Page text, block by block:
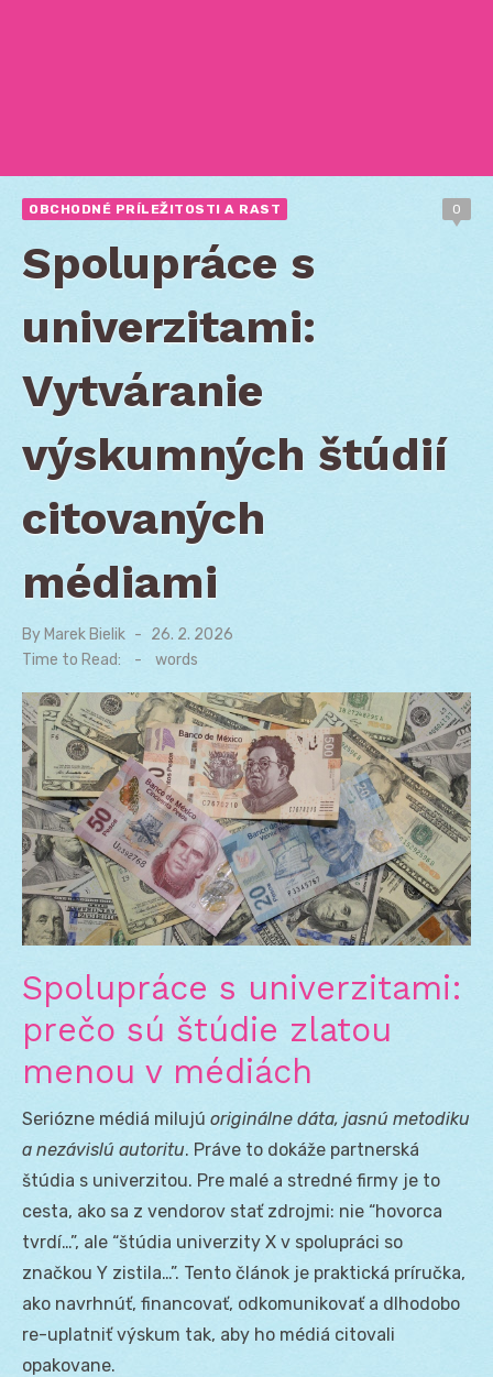
OBCHODNÉ PRÍLEŽITOSTI A RAST 0
Spolupráce s
univerzitami:
Vytváranie
výskumných štúdií
citovaných
médiami
By Marek Bielik
Posted
on
26. 2. 2026
Time to Read:
- words
Spolupráce s univerzitami:
prečo sú štúdie zlatou
menou v médiách
Seriózne médiá milujú originálne dáta, jasnú metodiku
a nezávislú autoritu. Práve to dokáže partnerská
štúdia s univerzitou. Pre malé a stredné firmy je to
cesta, ako sa z vendorov stať zdrojmi: nie “hovorca
tvrdí…”, ale “štúdia univerzity X v spolupráci so
značkou Y zistila…”. Tento článok je praktická príručka,
ako navrhnúť, financovať, odkomunikovať a dlhodobo
re-uplatniť výskum tak, aby ho médiá citovali
opakovane.